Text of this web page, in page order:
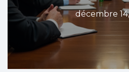
décembre